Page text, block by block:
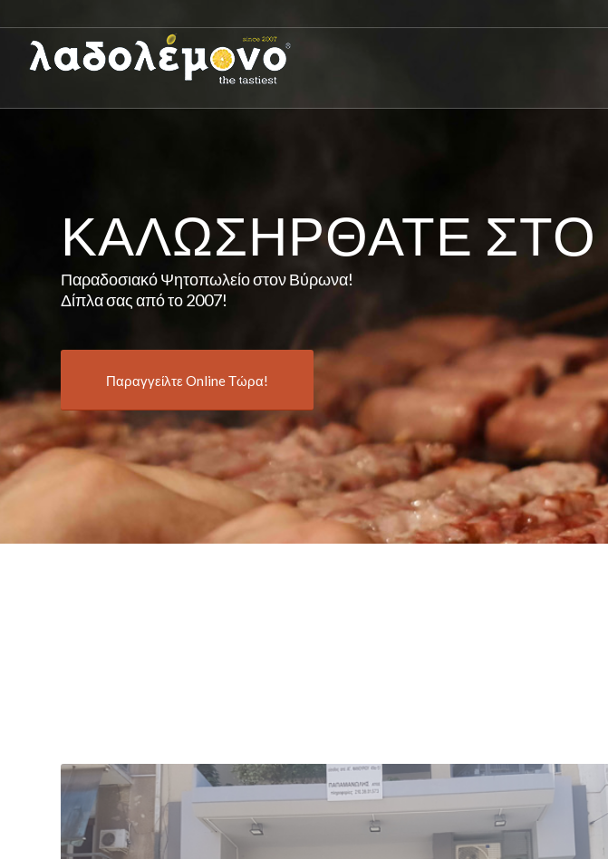
ΚΑΛΩΣΉΡΘΑΤΕ ΣΤΟ
Παραδοσιακό Ψητοπωλείο στον Βύρωνα!
Δίπλα σας από το 2007!
Παραγγείλτε Online Τώρα!